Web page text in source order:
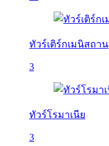
ทัวร์เติร์กเมนิสถาน
3
ทัวร์โรมาเนีย
3